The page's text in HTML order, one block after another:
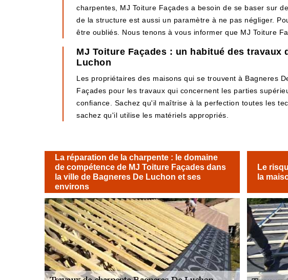
charpentes, MJ Toiture Façades a besoin de se baser sur
de la structure est aussi un paramètre à ne pas négliger.
être oubliés. Nous tenons à vous informer que MJ Toiture
MJ Toiture Façades : un habitué des
Luchon
Les propriétaires des maisons qui se trouvent à Bagneres
Façades pour les travaux qui concernent les parties
confiance. Sachez qu'il maîtrise à la perfection toutes les
sachez qu'il utilise les matériels appropriés.
La réparation de la charpente : le domaine
de compétence de MJ Toiture Façades dans
la ville de Bagneres De Luchon et ses
environs
Le
la